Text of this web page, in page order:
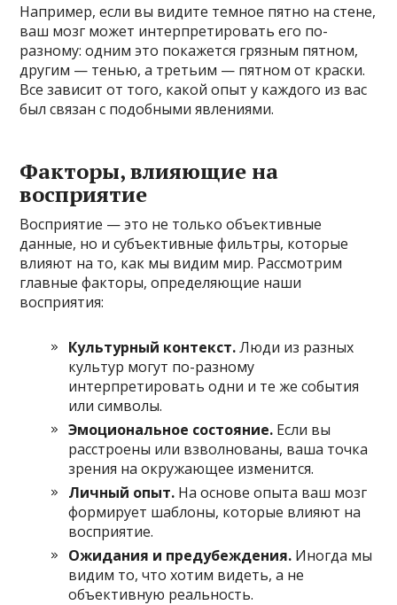
Например, если вы видите темное пятно на стене,
ваш мозг может интерпретировать его по-
разному: одним это покажется грязным пятном,
другим — тенью, а третьим — пятном от краски.
Все зависит от того, какой опыт у каждого из вас
был связан с подобными явлениями.
Факторы, влияющие на
восприятие
Восприятие — это не только объективные
данные, но и субъективные фильтры, которые
влияют на то, как мы видим мир. Рассмотрим
главные факторы, определяющие наши
восприятия:
Культурный контекст.Люди из разных
культур могут по-разному
интерпретировать одни и те же события
или символы.
Эмоциональное состояние. Если вы
расстроены или взволнованы, ваша точка
зрения на окружающее изменится.
Личный опыт. На основе опыта ваш мозг
формирует шаблоны, которые влияют на
восприятие.
Ожидания и предубеждения. Иногда мы
видим то, что хотим видеть, а не
объективную реальность.